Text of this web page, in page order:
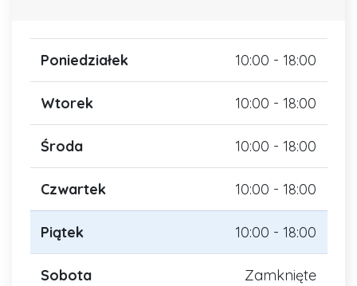
Poniedziałek 10:00 - 18:00
Wtorek 10:00 - 18:00
Środa 10:00 - 18:00
Czwartek 10:00 - 18:00
Piątek 10:00 - 18:00
Sobota Zamknięte